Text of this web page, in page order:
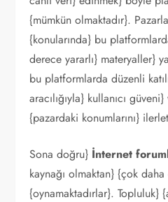
{mümkün olmaktadır}.
{konularında} bu
derece yararlı} materyaller}
bu platformlarda düzenli
aracılığıyla} kullanıcı
{pazardaki konumlarını}
Sona doğru} İnternet
kaynağı olmaktan} {çok
{oynamaktadırlar}. Topluluk}